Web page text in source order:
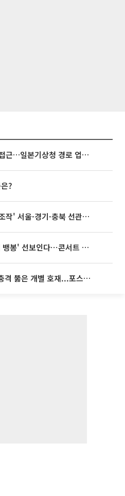
태풍 '돌핀' 오키나와 접근…일본기상청 경로 업데이트
?
·경기·충북 선관위 등 추가 압수수색
빅뱅, 20주년 기념 '새 뱅봉' 선보인다⋯콘서트 앞두고 팝업 개최
[증시키워드] 반도체 충격 뚫은 개별 호재...포스코퓨처엠·에코프로·한화솔루션 '눈길'